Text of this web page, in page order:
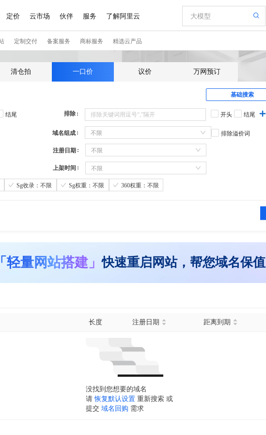
清仓拍 一口价 议价 万网预订
基础搜索
结尾 排除 开头 结尾
域名组成 不限 排除溢价词
注册日期 不限
上架时间 不限
Sg收录：不限 Sg权重：不限 360权重：不限
「轻量网站搭建」快速重启网站，帮您域名保值
长度 注册日期 距离到期
没找到您想要的域名
请 恢复默认设置 重新搜索 或
提交 域名回购 需求